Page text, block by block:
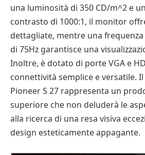
una luminosità di 350 CD/m^2 e
contrasto di 1000:1, il monitor
dettagliate, mentre una
di 75Hz garantisce una
Inoltre, è dotato di porte VGA e
connettività semplice e versatile.
Pioneer S 27 rappresenta un
superiore che non deluderà le
alla ricerca di una resa visiva
design esteticamente appagante.